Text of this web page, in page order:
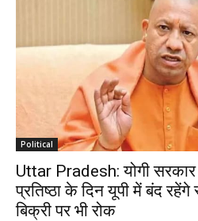
Political
Uttar Pradesh: योगी
प्रतिष्ठा के दिन यूपी में बंद
बिक्री पर भी रोक